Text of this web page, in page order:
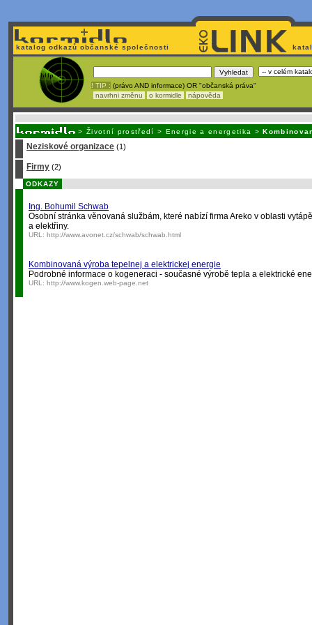
katalog odkazů občanské společnosti
! TIP : (právo AND informace) OR "občanská práva"
navrhni změnu
o kormidle nápověda
> Životní prostředí > Energie a energetika >
Neziskové organizace (1)
Firmy (2)
ODKAZY
Ing. Bohumil Schwab
Osobní stránka věnovaná službám, které nabízí firma Areko v oblasti
a elektřiny.
URL: http://www.avonet.cz/schwab/schwab.html
Kombinovaná výroba tepelnej a elektrickej energie
Podrobné informace o kogeneraci - současné výrobě tepla a elektrické
URL: http://www.kogen.web-page.net